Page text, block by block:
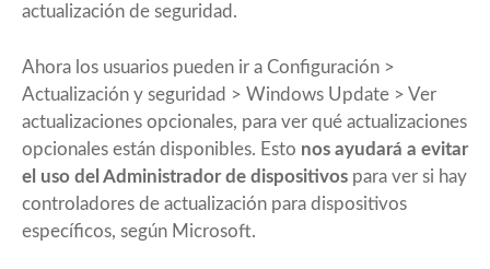
actualización de seguridad.
Ahora los usuarios pueden ir a Configuración >
Actualización y seguridad > Windows Update > Ver
actualizaciones opcionales, para ver qué actualizaciones
opcionales están disponibles. Esto nos ayudará a evitar
el uso del Administrador de dispositivos para ver si hay
controladores de actualización para dispositivos
específicos, según Microsoft.